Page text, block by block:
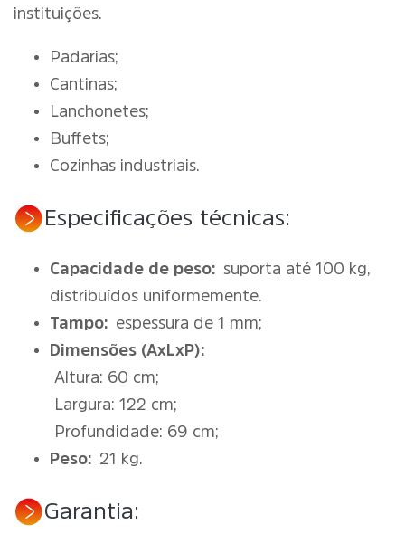
instituições.
Padarias;
Cantinas;
Lanchonetes;
Buffets;
Cozinhas industriais.
Especificações técnicas:
Capacidade de peso: suporta até 100 kg,
distribuídos uniformemente.
Tampo: espessura de 1 mm;
Dimensões (AxLxP):
Altura: 60 cm;
Largura: 122 cm;
Profundidade: 69 cm;
Peso: 21 kg.
Garantia: